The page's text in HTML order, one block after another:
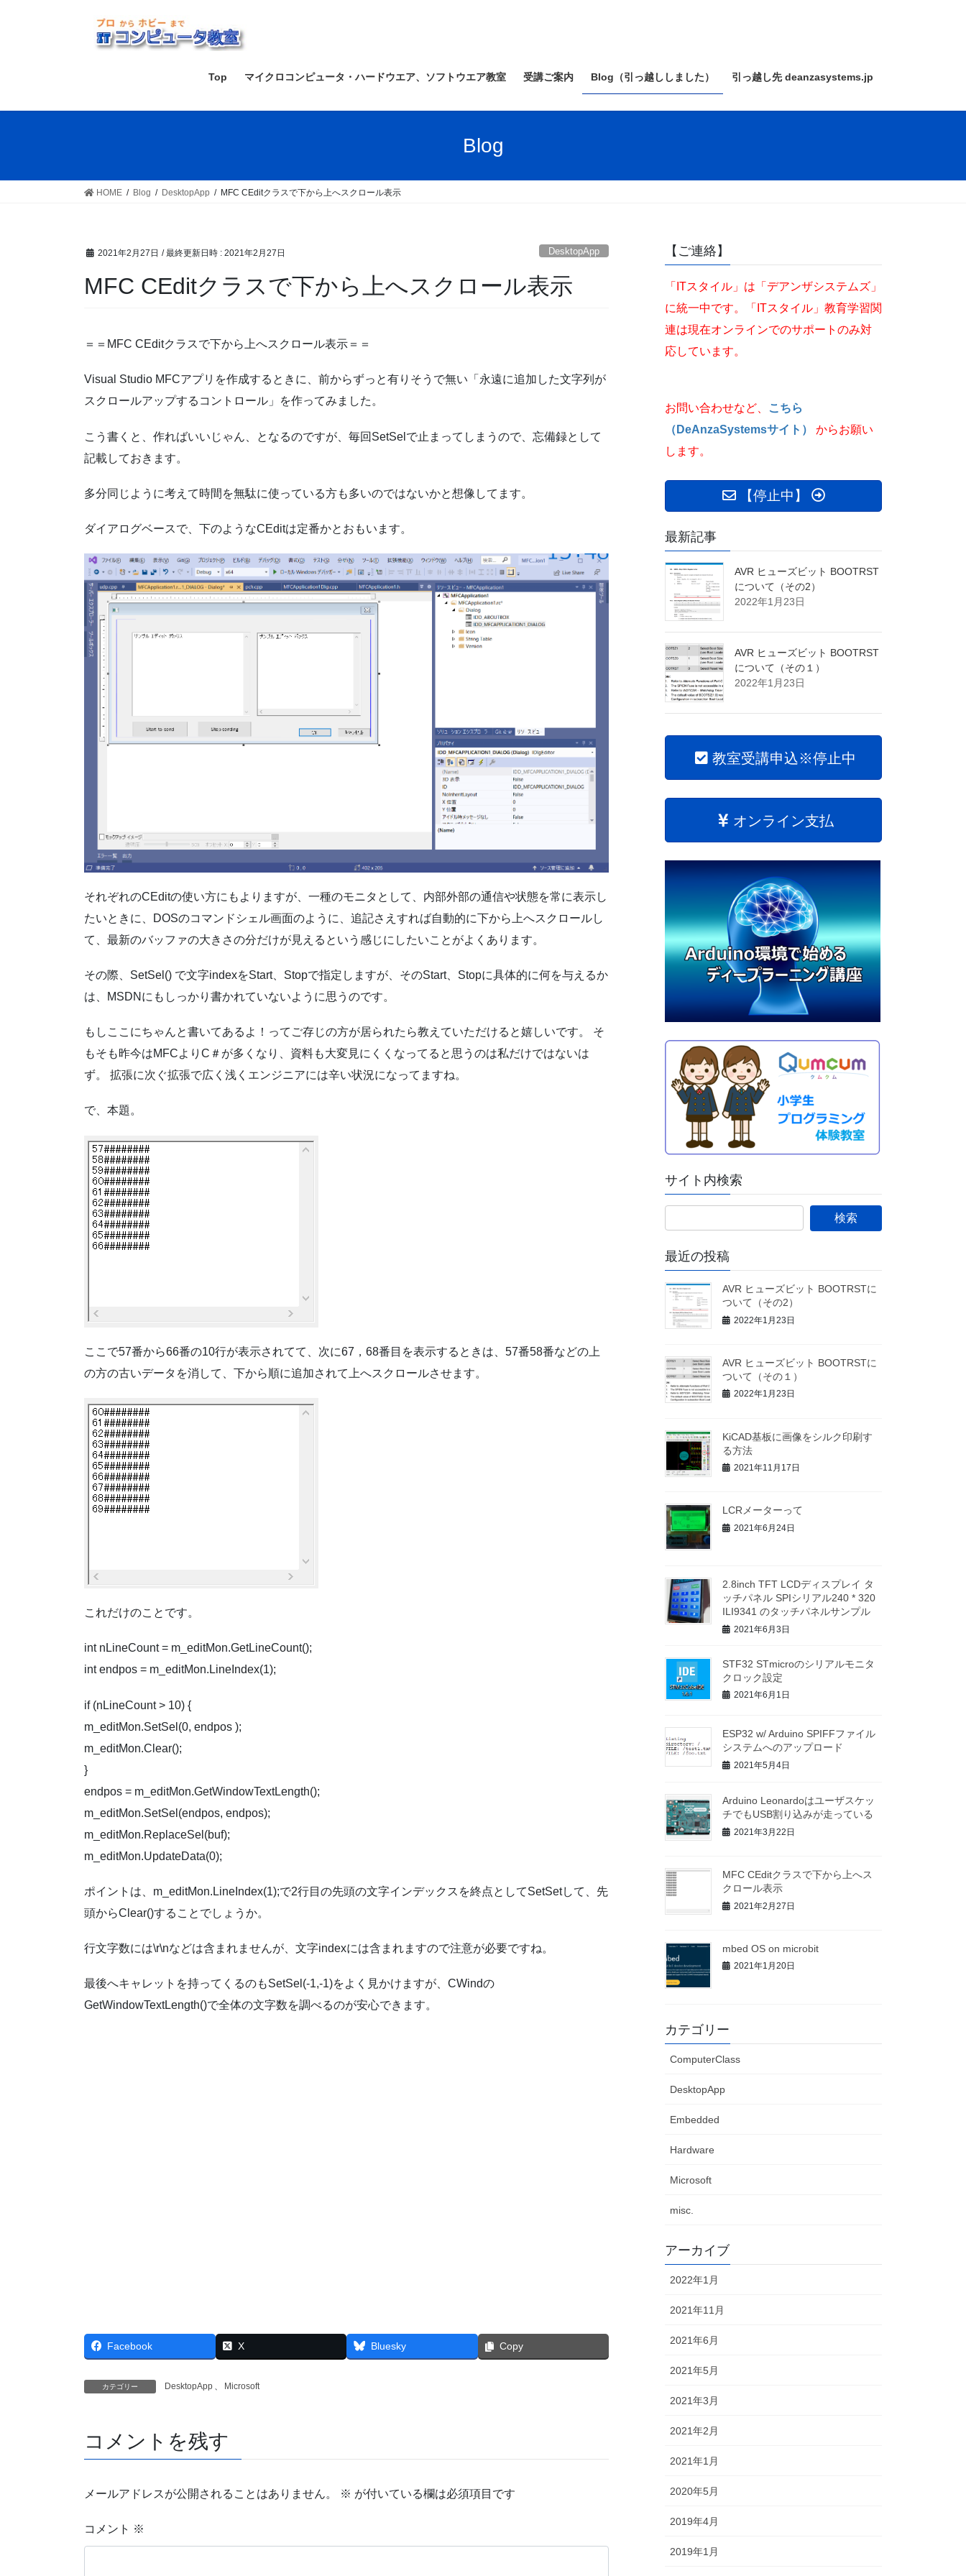
ス
ン
Top マイクロコンピュータ・ハードウエア、ソフトウエア教室 受講ご案内 Blog（引っ越ししました） 引っ越し先 deanzasystems.jp
Blog
HOME Blog DesktopApp MFC CEditクラスで下から上へスクロール表示
2021年2月27日 / 最終更新日時 : 2021年2月27日 DesktopApp
MFC CEditクラスで下から上へスクロール表示
＝＝MFC CEditクラスで下から上へスクロール表示＝＝
Visual Studio MFCアプリを作成するときに、前からずっと有りそうで無い「永遠に追加した文字列が
スクロールアップするコントロール」を作ってみました。
こう書くと、作ればいいじゃん、となるのですが、毎回SetSelで止まってしまうので、忘備録として
記載しておきます。
多分同じように考えて時間を無駄に使っている方も多いのではないかと想像してます。
ダイアログベースで、下のようなCEditは定番かとおもいます。
それぞれのCEditの使い方にもよりますが、一種のモニタとして、内部外部の通信や状態を常に表示し
たいときに、DOSのコマンドシェル画面のように、追記さえすれば自動的に下から上へスクロールし
て、最新のバッファの大きさの分だけが見えるという感じにしたいことがよくあります。
その際、SetSel() で文字indexをStart、Stopで指定しますが、そのStart、Stopに具体的に何を与えるか
は、MSDNにもしっかり書かれていないように思うのです。
もしここにちゃんと書いてあるよ！ってご存じの方が居られたら教えていただけると嬉しいです。 そ
もそも昨今はMFCよりC＃が多くなり、資料も大変見にくくなってると思うのは私だけではないは
ず。 拡張に次ぐ拡張で広く浅くエンジニアには辛い状況になってますね。
で、本題。
ここで57番から66番の10行が表示されてて、次に67，68番目を表示するときは、57番58番などの上
の方の古いデータを消して、下から順に追加されて上へスクロールさせます。
これだけのことです。
int nLineCount = m_editMon.GetLineCount();
int endpos = m_editMon.LineIndex(1);
if (nLineCount > 10) {
m_editMon.SetSel(0, endpos );
m_editMon.Clear();
}
endpos = m_editMon.GetWindowTextLength();
m_editMon.SetSel(endpos, endpos);
m_editMon.ReplaceSel(buf);
m_editMon.UpdateData(0);
ポイントは、m_editMon.LineIndex(1);で2行目の先頭の文字インデックスを終点としてSetSetして、先
頭からClear()することでしょうか。
行文字数には\r\nなどは含まれませんが、文字indexには含まれますので注意が必要ですね。
最後へキャレットを持ってくるのもSetSel(-1,-1)をよく見かけますが、CWindの
GetWindowTextLength()で全体の文字数を調べるのが安心できます。
Facebook X Bluesky Copy
カテゴリー DesktopApp Microsoft
コメントを残す
メールアドレスが公開されることはありません。 ※ が付いている欄は必須項目です
コメント ※
【ご連絡】
「ITスタイル」は「デアンザシステムズ」
に統一中です。「ITスタイル」教育学習関
連は現在オンラインでのサポートのみ対
応しています。
お問い合わせなど、
こちら
（DeAnzaSystemsサイト）
からお願い
します。
【停止中】
最新記事
AVR ヒューズビット BOOTRST
について（その2）
2022年1月23日
AVR ヒューズビット BOOTRST
について（その１）
2022年1月23日
教室受講申込※停止中
オンライン支払
サイト内検索
最近の投稿
AVR ヒューズビット BOOTRSTに
ついて（その2）
2022年1月23日
AVR ヒューズビット BOOTRSTに
ついて（その１）
2022年1月23日
KiCAD基板に画像をシルク印刷す
る方法
2021年11月17日
LCRメーターって
2021年6月24日
2.8inch TFT LCDディスプレイ タ
ッチパネル SPIシリアル240 * 320
ILI9341 のタッチパネルサンプル
2021年6月3日
STF32 STmicroのシリアルモニタ
クロック設定
2021年6月1日
ESP32 w/ Arduino SPIFFファイル
システムへのアップロード
2021年5月4日
Arduino Leonardoはユーザスケッ
チでもUSB割り込みが走っている
2021年3月22日
MFC CEditクラスで下から上へス
クロール表示
2021年2月27日
mbed OS on microbit
2021年1月20日
カテゴリー
ComputerClass
DesktopApp
Embedded
Hardware
Microsoft
misc.
アーカイブ
2022年1月
2021年11月
2021年6月
2021年5月
2021年3月
2021年2月
2021年1月
2020年5月
2019年4月
2019年1月